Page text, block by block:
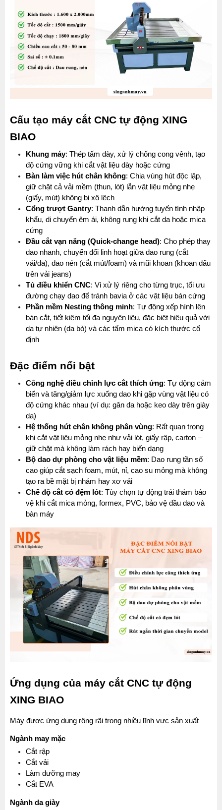
Cấu tạo máy cắt CNC tự động XING
BIAO
Khung máy: Thép tấm dày, xử lý chống cong vênh, tạo
độ cứng vững khi cắt vật liệu dày hoặc cứng
Bàn làm việc hút chân không: Chia vùng hút độc lập,
giữ chặt cả vải mềm (thun, lót) lẫn vật liệu mỏng nhẹ
(giấy, mút) không bị xô lệch
Cổng trượt Gantry: Thanh dẫn hướng tuyến tính nhập
khẩu, di chuyển êm ái, không rung khi cắt da hoặc mica
cứng
Đầu cắt vạn năng (Quick-change head): Cho phép thay
dao nhanh, chuyển đổi linh hoạt giữa dao rung (cắt
vải/da), dao nén (cắt mút/foam) và mũi khoan (khoan dấu
trên vải jeans)
Tủ điều khiển CNC: Vi xử lý riêng cho từng trục, tối ưu
đường chạy dao để tránh bavia ở các vật liệu bán cứng
Phần mềm Nesting thông minh: Tự động xếp hình lên
bàn cắt, tiết kiệm tối đa nguyên liệu, đặc biệt hiệu quả với
da tự nhiên (da bò) và các tấm mica có kích thước cố
định
Đặc điểm nổi bật
Công nghệ điều chỉnh lực cắt thích ứng: Tự động cảm
biến và tăng/giảm lực xuống dao khi gặp vùng vật liệu có
độ cứng khác nhau (ví dụ: gân da hoặc keo dày trên giày
da)
Hệ thống hút chân không phân vùng: Rất quan trọng
khi cắt vật liệu mỏng nhẹ như vải lót, giấy rập, carton –
giữ chặt mà không làm rách hay biến dạng
Bộ dao dự phòng cho vật liệu mềm: Dao rung tần số
cao giúp cắt sạch foam, mút, nỉ, cao su mỏng mà không
tạo ra bề mặt bị nhám hay xơ vải
Chế độ cắt có đệm lót: Tùy chọn tự động trải thảm bảo
vệ khi cắt mica mỏng, formex, PVC, bảo vệ đầu dao và
bàn máy
Ứng dụng của máy cắt CNC tự động
XING BIAO
Máy được ứng dụng rộng rãi trong nhiều lĩnh vực sản xuất
Ngành may mặc
Cắt rập
Cắt vải
Làm dưỡng may
Cắt EVA
Ngành da giày